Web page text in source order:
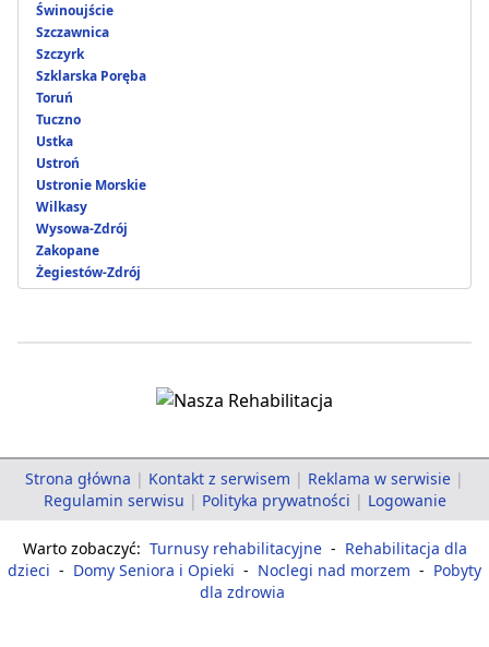
Świnoujście
Szczawnica
Szczyrk
Szklarska Poręba
Toruń
Tuczno
Ustka
Ustroń
Ustronie Morskie
Wilkasy
Wysowa-Zdrój
Zakopane
Żegiestów-Zdrój
Strona główna | Kontakt z serwisem | Reklama w serwisie |
Regulamin serwisu | Polityka prywatności | Logowanie
Warto zobaczyć: Turnusy rehabilitacyjne - Rehabilitacja dla
dzieci - Domy Seniora i Opieki - Noclegi nad morzem - Pobyty
dla zdrowia